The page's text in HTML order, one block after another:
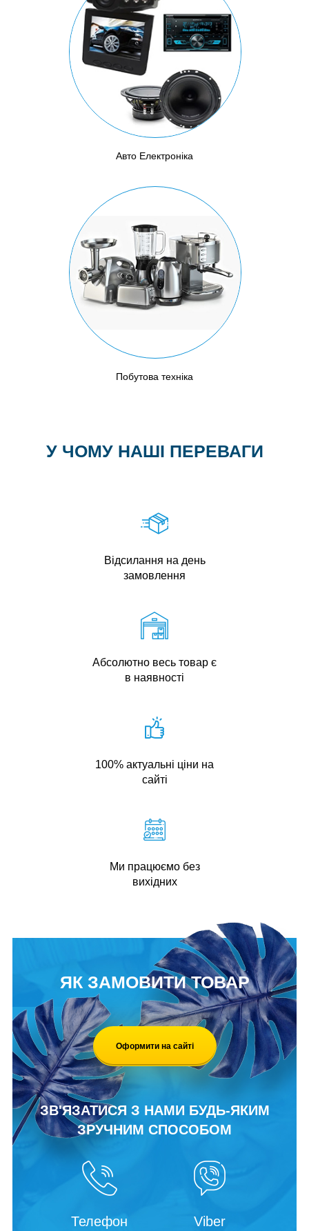
Авто Електроніка
Побутова техніка
У ЧОМУ НАШІ ПЕРЕВАГИ
Відсилання на день
замовлення
Абсолютно весь товар є
в наявності
100% актуальні ціни на
сайті
Ми працюємо без
вихідних
ЯК ЗАМОВИТИ ТОВАР
Оформити на сайті
ЗВ'ЯЗАТИСЯ З НАМИ БУДЬ-ЯКИМ
ЗРУЧНИМ СПОСОБОМ
Телефон Viber